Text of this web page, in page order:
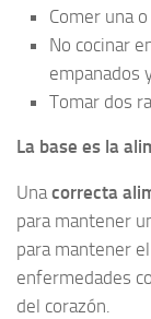
Comer una
No cocinar
empanados
Tomar dos
La base es la
Unacorrecta
para mantener
para mantener
enfermedades
del corazón.